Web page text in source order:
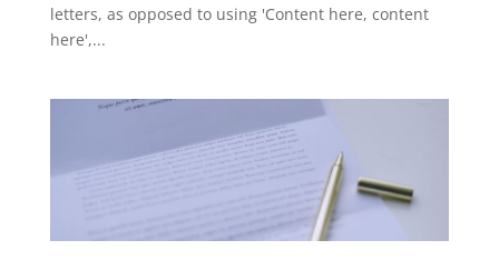
letters, as opposed to using 'Content here, content
here',...